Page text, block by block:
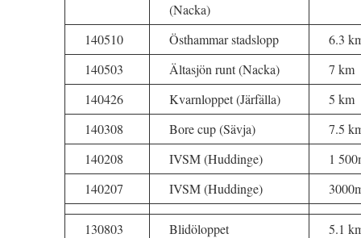
(Nacka)
140510 Östhammar stadslopp
6.3
140503
Ältasjön runt (Nacka)
7 km
140426
Kvarnloppet (Järfälla)
5 km
140308
Bore cup (Sävja)
7.5
140208
IVSM (Huddinge)
1
140207
IVSM (Huddinge)
130803 Blidöloppet
5.1